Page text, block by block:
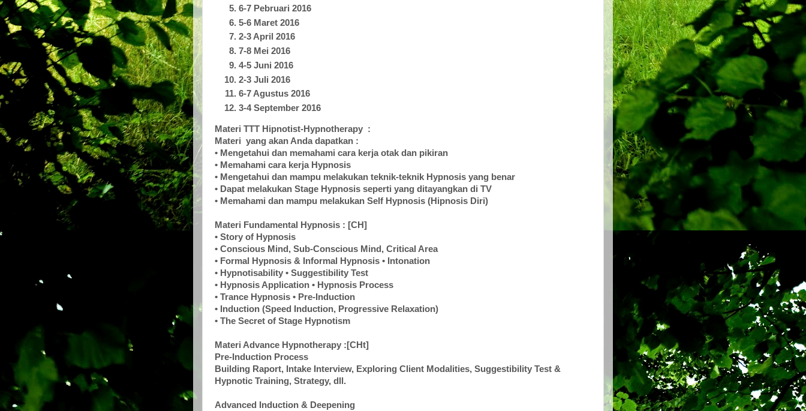
6-7 Pebruari 2016
5-6 Maret 2016
2-3 April 2016
7-8 Mei 2016
4-5 Juni 2016
2-3 Juli 2016
6-7 Agustus 2016
3-4 September 2016
Materi TTT Hipnotist-Hypnotherapy :
Materi yang akan Anda dapatkan :
• Mengetahui dan memahami cara kerja otak dan pikiran
• Memahami cara kerja Hypnosis
• Mengetahui dan mampu melakukan teknik-teknik Hypnosis yang benar
• Dapat melakukan Stage Hypnosis seperti yang ditayangkan di TV
• Memahami dan mampu melakukan Self Hypnosis (Hipnosis Diri)
Materi Fundamental Hypnosis : [CH]
• Story of Hypnosis
• Conscious Mind, Sub-Conscious Mind, Critical Area
• Formal Hypnosis & Informal Hypnosis • Intonation
• Hypnotisability • Suggestibility Test
• Hypnosis Application • Hypnosis Process
• Trance Hypnosis • Pre-Induction
• Induction (Speed Induction, Progressive Relaxation)
• The Secret of Stage Hypnotism
Materi Advance Hypnotherapy :[CHt]
Pre-Induction Process
Building Raport, Intake Interview, Exploring Client Modalities, Suggestibility Test &
Hypnotic Training, Strategy, dll.
Advanced Induction & Deepening